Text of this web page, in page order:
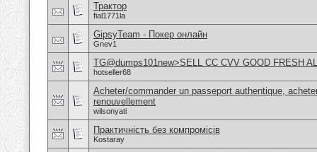
Трактор
fial1771la
GipsyTeam - Покер онлайн
Gnev1
TG@dumps101new>SELL CC CVV GOOD FRESH
hotseller68
Acheter/commander un passeport authentique,
renouvellement
wilsonyati
Практичність без компромісів
Kostaray